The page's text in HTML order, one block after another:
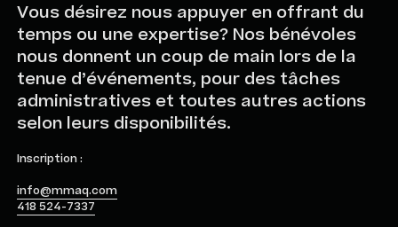
Vous désirez nous appuyer en offrant du
temps ou une expertise? Nos bénévoles
nous donnent un coup de main lors de la
tenue d’événements, pour des tâches
administratives et toutes autres actions
selon leurs disponibilités.
Inscription :
info@mmaq.com
418 524-7337